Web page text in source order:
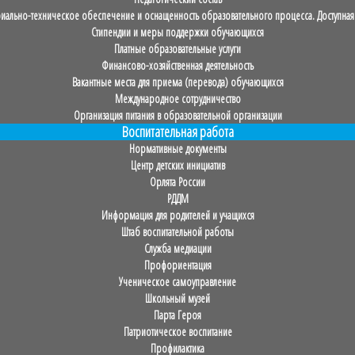
техническое обеспечение и оснащенность образовательного процесса.
Стипендии и меры поддержки обучающихся
Платные образовательные услуги
Финансово-хозяйственная деятельность
Вакантные места для приема (перевода) обучающихся
Международное сотрудничество
Организация питания в образовательной организации
Воспитательная работа
Нормативные документы
Центр детских инициатив
Орлята России
РДДМ
Информация для родителей и учащихся
Штаб воспитательной работы
Служба медиации
Профориентация
Ученическое самоуправление
Школьный музей
Парта Героя
Патриотическое воспитание
Профилактика